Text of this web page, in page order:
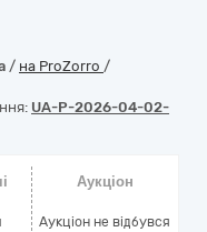
/ на ProZorro /
UA-P-2026-04-02-
Аукціон
Аукціон не відбувся